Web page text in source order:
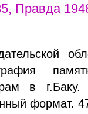
Правда
в
формат.